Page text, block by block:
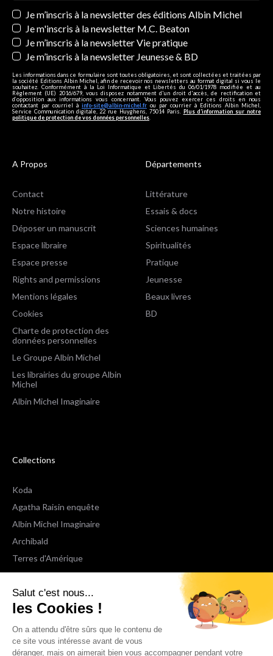
Salut c'est nous...
les Cookies !
On a attendu d'être sûrs que le contenu de
ce site vous intéresse avant de vous
déranger, mais on aimerait bien vous accompagner pendant votre
Newsletters
Je m’inscris à la newsletter des éditions Albin Michel
Je m'inscris à la newsletter M.C. Beaton
Je m’inscris à la newsletter Vie pratique
Je m’inscris à la newsletter Jeunesse & BD
Les informations dans ce formulaire sont toutes obligatoires, et sont collectées et traitées par
la société Editions Albin Michel, afin de recevoir nos newsletters au format digital si vous le
souhaitez. Conformément à la Loi Informatique et Libertés du 06/01/1978 modifiée et au
Règlement (UE) 2016/679, vous disposez notamment d'un droit d'accès, de rectification et
d’opposition aux informations vous concernant. Vous pouvez exercer ces droits en nous
contactant par courriel à info-site@albin-michel.fr ou par courrier à Editions Albin Michel,
Service Communication digitale, 22 rue Huyghens, 75014 Paris. Plus d’information sur notre
politique de protection de vos données personnelles.
A Propos
Contact
Notre histoire
Déposer un manuscrit
Espace libraire
Espace presse
Rights and permissions
Mentions légales
Cookies
Charte de protection des
données personnelles
Le Groupe Albin Michel
Les librairies du groupe Albin
Michel
Albin Michel Imaginaire
Départements
Littérature
Essais & docs
Sciences humaines
Spiritualités
Pratique
Jeunesse
Beaux livres
BD
Collections
Koda
Agatha Raisin enquête
Albin Michel Imaginaire
Archibald
Terres d'Amérique
Espaces Libres Poche
NOX
Wiz
Voir toutes les collections